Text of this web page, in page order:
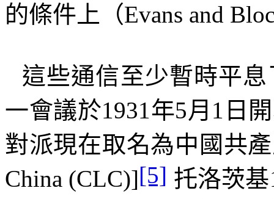
的條件上（Evans and
這些通信至少暫時平
一會議於1931年5月 1 日
對派現在取名為中國共
China (CLC)][5] 托洛茨基